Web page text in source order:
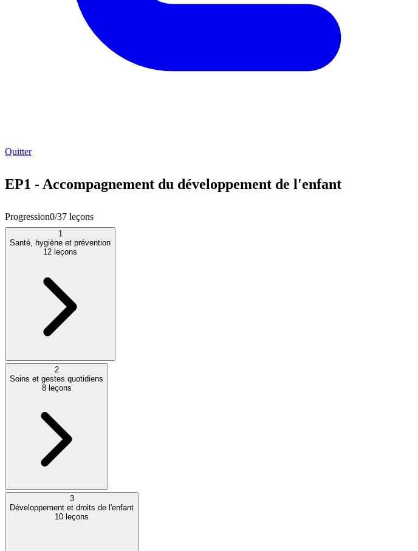
Quitter
EP1 - Accompagnement du développement de l'enfant
Progression0/37 leçons
1
Santé, hygiène et prévention
12 leçons
2
Soins et gestes quotidiens
8leçons
3
Développement et droits de l'enfant
10 leçons